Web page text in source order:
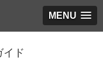
MENU
イド